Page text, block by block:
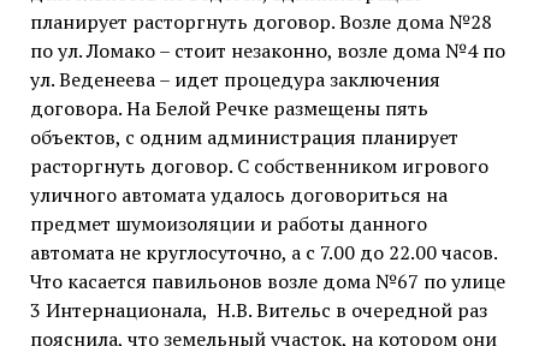
планирует расторгнуть договор. Возле дома №28
по ул. Ломако – стоит незаконно, возле дома №4 по
ул. Веденеева – идет процедура заключения
договора. На Белой Речке размещены пять
объектов, с одним администрация планирует
расторгнуть договор. С собственником игрового
уличного автомата удалось договориться на
предмет шумоизоляции и работы данного
автомата не круглосуточно, а с 7.00 до 22.00 часов.
Что касается павильонов возле дома №67 по улице
3 Интернационала, Н.В. Вительс в очередной раз
пояснила, что земельный участок, на котором они